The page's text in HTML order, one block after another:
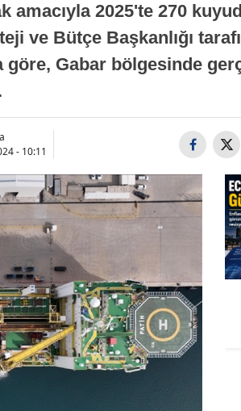
amacıyla 2025'te 270
ve Bütçe Başkanlığı
göre, Gabar bölgesinde
- 10:11